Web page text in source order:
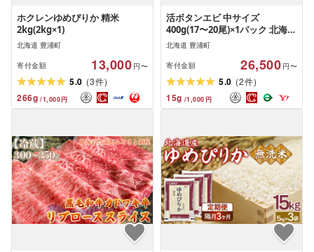
ホクレンゆめぴりか 精米
2kg(2kg×1)
北海道 豊浦町
寄付金額 13,000 円〜
5.0 (3件)
266g /1,000円
活ボタンエビ 中サイズ
400g(17〜20尾)×1パック 北海道
噴火湾産[2026年9月以降順次発
送]
北海道 豊浦町
寄付金額 26,500 円〜
5.0 (2件)
15g /1,000 円